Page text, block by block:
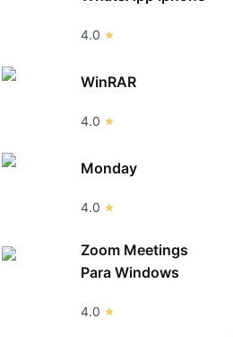
4.0
WinRAR
4.0
Monday
4.0
Zoom Meetings
Para Windows
4.0